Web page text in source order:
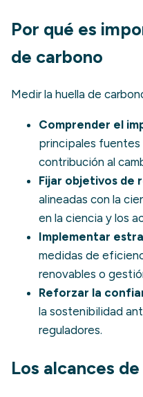
Por qué es
de carbono
Medir la huella de
Comprender el
principales fuentes
contribución al
Fijar objetivos de
alineadas con la
en la ciencia y los
Implementar
medidas de
renovables o
Reforzar la
la sostenibilidad
reguladores.
Los alcances